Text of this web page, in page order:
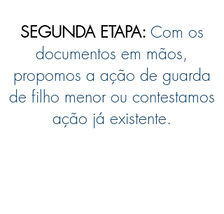
SEGUNDA ETAPA: Com os
documentos em mãos,
propomos a ação de guarda
de filho menor ou contestamos
ação já existente.